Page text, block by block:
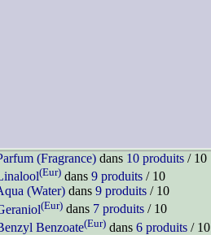
(Fragrance) dans 10 produits / 10
(Eur) dans 9 produits / 10
(Water) dans 9 produits / 10
(Eur) dans 7 produits / 10
Benzoate(Eur) dans 6 produits / 10